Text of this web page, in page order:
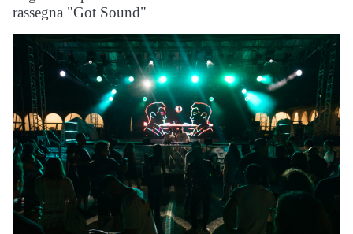
rassegna "Got Sound"